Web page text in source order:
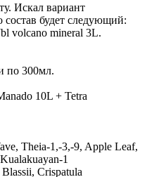
Искал вариант
будет следующий:
volcano mineral 3L.
по 300мл.
10L + Tetra
Theia-1,-3,-9, Apple Leaf,
1
Crispatula